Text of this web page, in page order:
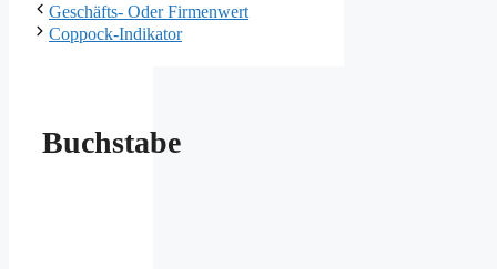
Geschäfts- Oder Firmenwert
Coppock-Indikator
Buchstabe